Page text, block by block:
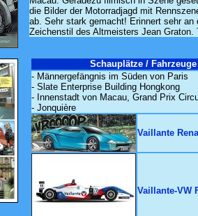
die Bilder der Motorradjagd mit
ab. Sehr stark gemacht! Erinnert sehr an
Zeichenstil des Altmeisters Jean Graton.
Schauplätze /
- Männergefängnis im Süden von Paris
- Slate Enterprise Building Hongkong
- Innenstadt von Macau, Grand Prix
- Jonquière
Vaillante
Vaillante-VW